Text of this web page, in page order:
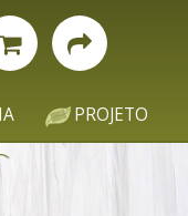
PROJETO